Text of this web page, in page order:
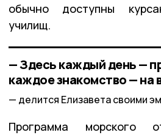
обычно доступны
училищ.
— Здесь каждый день —
каждое знакомство — на
делится Елизавета своими
Программа морского